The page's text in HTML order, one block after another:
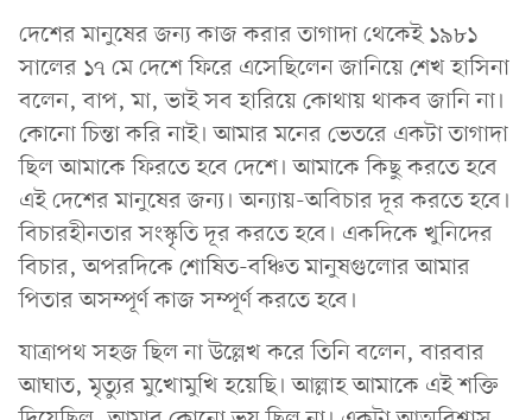
দেশের মানুষের জন্য কাজ করার তাগাদা থেকেই ১৯৮১
সালের ১৭ মে দেশে ফিরে এসেছিলেন জানিয়ে শেখ হাসিনা
বলেন, বাপ, মা, ভাই সব হারিয়ে কোথায় থাকব জানি না।
কোনো চিন্তা করি নাই। আমার মনের ভেতরে একটা তাগাদা
ছিল আমাকে ফিরতে হবে দেশে। আমাকে কিছু করতে হবে
এই দেশের মানুষের জন্য। অন্যায়-অবিচার দূর করতে হবে।
বিচারহীনতার সংস্কৃতি দূর করতে হবে। একদিকে খুনিদের
বিচার, অপরদিকে শোষিত-বঞ্চিত মানুষগুলোর আমার
পিতার অসম্পূর্ণ কাজ সম্পূর্ণ করতে হবে।
যাত্রাপথ সহজ ছিল না উল্লেখ করে তিনি বলেন, বারবার
আঘাত, মৃত্যুর মুখোমুখি হয়েছি। আল্লাহ আমাকে এই শক্তি